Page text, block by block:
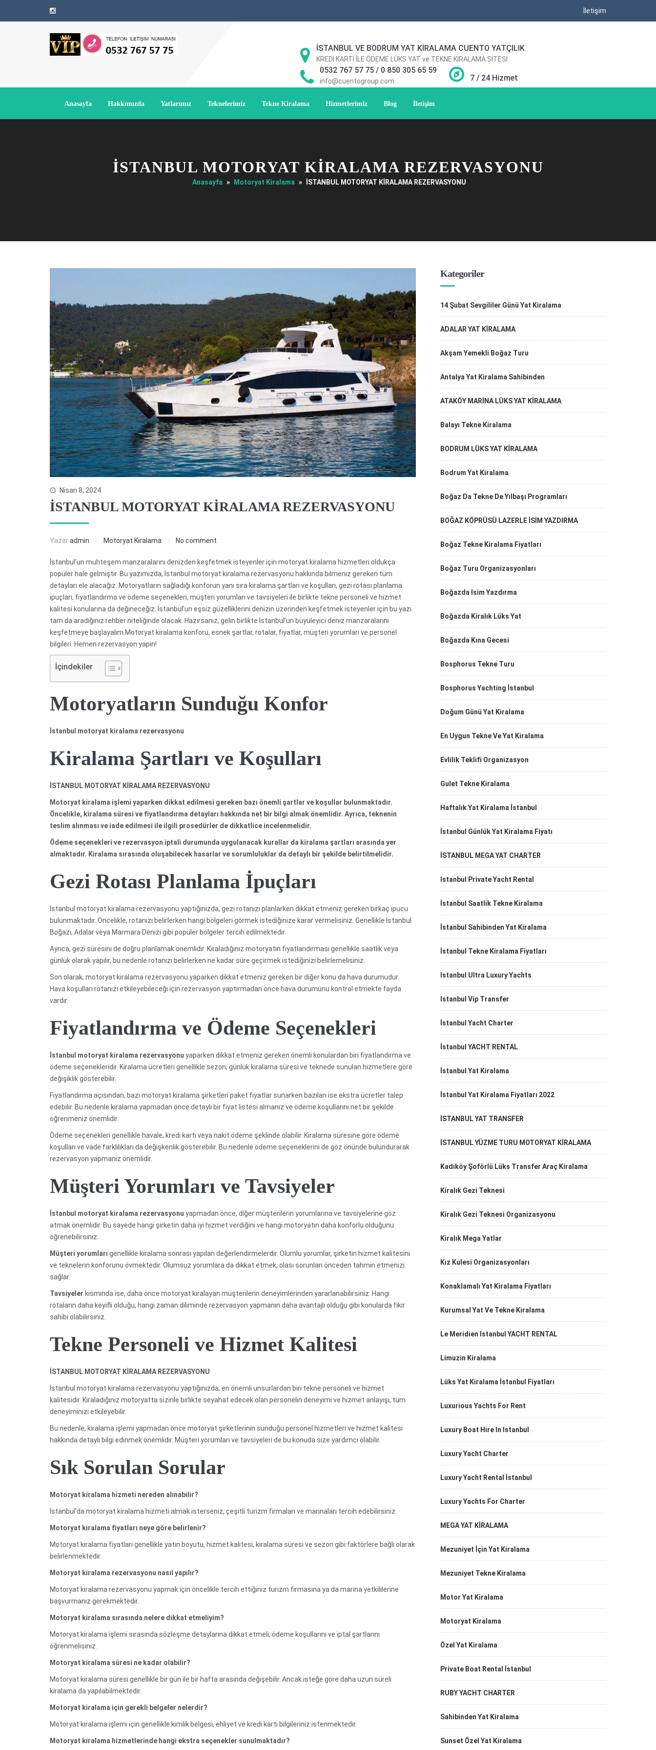
İletişim
İSTANBUL VE BODRUM YAT KİRALAMA CUENTO YATÇILIK
KREDİ KARTI İLE ÖDEME LÜKS YAT ve TEKNE KİRALAMA SİTESİ
0532 767 57 75 / 0 850 305 65 59
info@cuentogroup.com 7 / 24 Hizmet
Anasayfa Hakkımızda Yatlarımız Teknelerimiz Tekne Kiralama Hizmetlerimiz Blog İletişim
İSTANBUL MOTORYAT KİRALAMA REZERVASYONU
Anasayfa » Motoryat Kiralama » İSTANBUL MOTORYAT KİRALAMA REZERVASYONU
Nisan 8, 2024
İSTANBUL MOTORYAT KİRALAMA REZERVASYONU
Yazaradmin Motoryat Kiralama No comment
İstanbul’un muhteşem manzaralarını denizden keşfetmek isteyenler için motoryat kiralama hizmetleri oldukça
popüler hale gelmiştir. Bu yazımızda, İstanbul motoryat kiralama rezervasyonu hakkında bilmeniz gereken tüm
detayları ele alacağız. Motoryatların sağladığı konforun yanı sıra kiralama şartları ve koşulları, gezi rotası planlama
ipuçları, fiyatlandırma ve ödeme seçenekleri, müşteri yorumları ve tavsiyeleri ile birlikte tekne personeli ve hizmet
kalitesi konularına da değineceğiz. İstanbul’un eşsiz güzelliklerini denizin üzerinden keşfetmek isteyenler için bu yazı
tam da aradığınız rehber niteliğinde olacak. Hazırsanız, gelin birlikte İstanbul’un büyüleyici deniz manzaralarını
keşfetmeye başlayalım.Motoryat kiralama konforu, esnek şartlar, rotalar, fiyatlar, müşteri yorumları ve personel
bilgileri. Hemen rezervasyon yapın!
İçindekiler
Motoryatların Sunduğu Konfor
İstanbul motoryat kiralama rezervasyonu
Kiralama Şartları ve Koşulları
İSTANBUL MOTORYAT KİRALAMA REZERVASYONU
Motoryat kiralama işlemi yaparken dikkat edilmesi gereken bazı önemli şartlar ve koşullar bulunmaktadır.
Öncelikle, kiralama süresi ve fiyatlandırma detayları hakkında net bir bilgi almak önemlidir. Ayrıca, teknenin
teslim alınması ve iade edilmesi ile ilgili prosedürler de dikkatlice incelenmelidir.
Ödeme seçenekleri ve rezervasyon iptali durumunda uygulanacak kurallar da kiralama şartları arasında yer
almaktadır. Kiralama sırasında oluşabilecek hasarlar ve sorumluluklar da detaylı bir şekilde belirtilmelidir.
Gezi Rotası Planlama İpuçları
İstanbul motoryat kiralama rezervasyonu yaptığınızda, gezi rotanızı planlarken dikkat etmeniz gereken birkaç ipucu
bulunmaktadır. Öncelikle, rotanızı belirlerken hangi bölgeleri görmek istediğinize karar vermelisiniz. Genellikle İstanbul
Boğazı, Adalar veya Marmara Denizi gibi popüler bölgeler tercih edilmektedir.
Ayrıca, gezi süresini de doğru planlamak önemlidir. Kiraladığınız motoryatın fiyatlandırması genellikle saatlik veya
günlük olarak yapılır, bu nedenle rotanızı belirlerken ne kadar süre geçirmek istediğinizi belirlemelisiniz.
Son olarak, motoryat kiralama rezervasyonu yaparken dikkat etmeniz gereken bir diğer konu da hava durumudur.
Hava koşulları rotanızı etkileyebileceği için rezervasyon yaptırmadan önce hava durumunu kontrol etmekte fayda
vardır.
Fiyatlandırma ve Ödeme Seçenekleri
İstanbul motoryat kiralama rezervasyonu yaparken dikkat etmeniz gereken önemli konulardan biri fiyatlandırma ve
ödeme seçenekleridir. Kiralama ücretleri genellikle sezon, günlük kiralama süresi ve teknede sunulan hizmetlere göre
değişiklik gösterebilir.
Fiyatlandırma açısından, bazı motoryat kiralama şirketleri paket fiyatlar sunarken bazıları ise ekstra ücretler talep
edebilir. Bu nedenle kiralama yapmadan önce detaylı bir fiyat listesi almanız ve ödeme koşullarını net bir şekilde
öğrenmeniz önemlidir.
Ödeme seçenekleri genellikle havale, kredi kartı veya nakit ödeme şeklinde olabilir. Kiralama süresine göre ödeme
koşulları ve vade farklılıkları da değişkenlik gösterebilir. Bu nedenle ödeme seçeneklerini de göz önünde bulundurarak
rezervasyon yapmanız önemlidir.
Müşteri Yorumları ve Tavsiyeler
İstanbul motoryat kiralama rezervasyonu yapmadan önce, diğer müşterilerin yorumlarına ve tavsiyelerine göz
atmak önemlidir. Bu sayede hangi şirketin daha iyi hizmet verdiğini ve hangi motoryatın daha konforlu olduğunu
öğrenebilirsiniz.
Müşteri yorumları genellikle kiralama sonrası yapılan değerlendirmelerdir. Olumlu yorumlar, şirketin hizmet kalitesini
ve teknelerin konforunu övmektedir. Olumsuz yorumlara da dikkat etmek, olası sorunları önceden tahmin etmenizi
sağlar.
Tavsiyeler kısmında ise, daha önce motoryat kiralayan müşterilerin deneyimlerinden yararlanabilirsiniz. Hangi
rotaların daha keyifli olduğu, hangi zaman diliminde rezervasyon yapmanın daha avantajlı olduğu gibi konularda fikir
sahibi olabilirsiniz.
Tekne Personeli ve Hizmet Kalitesi
İSTANBUL MOTORYAT KİRALAMA REZERVASYONU
İstanbul motoryat kiralama rezervasyonu yaptığınızda, en önemli unsurlardan biri tekne personeli ve hizmet
kalitesidir. Kiraladığınız motoryatta sizinle birlikte seyahat edecek olan personelin deneyimi ve hizmet anlayışı, tüm
deneyiminizi etkileyebilir.
Bu nedenle, kiralama işlemi yapmadan önce motoryat şirketlerinin sunduğu personel hizmetleri ve hizmet kalitesi
hakkında detaylı bilgi edinmek önemlidir. Müşteri yorumları ve tavsiyeleri de bu konuda size yardımcı olabilir.
Sık Sorulan Sorular
Motoryat kiralama hizmeti nereden alınabilir?
İstanbul’da motoryat kiralama hizmeti almak isterseniz, çeşitli turizm firmaları ve marinaları tercih edebilirsiniz.
Motoryat kiralama fiyatları neye göre belirlenir?
Motoryat kiralama fiyatları genellikle yatın boyutu, hizmet kalitesi, kiralama süresi ve sezon gibi faktörlere bağlı olarak
belirlenmektedir.
Motoryat kiralama rezervasyonu nasıl yapılır?
Motoryat kiralama rezervasyonu yapmak için öncelikle tercih ettiğiniz turizm firmasına ya da marina yetkililerine
başvurmanız gerekmektedir.
Motoryat kiralama sırasında nelere dikkat etmeliyim?
Motoryat kiralama işlemi sırasında sözleşme detaylarına dikkat etmeli, ödeme koşullarını ve iptal şartlarını
öğrenmelisiniz.
Motoryat kiralama süresi ne kadar olabilir?
Motoryat kiralama süresi genellikle bir gün ile bir hafta arasında değişebilir. Ancak isteğe göre daha uzun süreli
kiralama da yapılabilmektedir.
Motoryat kiralama için gerekli belgeler nelerdir?
Motoryat kiralama işlemi için genellikle kimlik belgesi, ehliyet ve kredi kartı bilgileriniz istenmektedir.
Motoryat kiralama hizmetlerinde hangi ekstra seçenekler sunulmaktadır?
Kategoriler
14 Şubat Sevgililer Günü Yat Kiralama
ADALAR YAT KİRALAMA
Akşam Yemekli Boğaz Turu
Antalya Yat Kiralama Sahibinden
ATAKÖY MARİNA LÜKS YAT KİRALAMA
Balayı Tekne Kiralama
BODRUM LÜKS YAT KİRALAMA
Bodrum Yat Kiralama
Boğaz Da Tekne De Yılbaşı Programları
BOĞAZ KÖPRÜSÜ LAZERLE İSİM YAZDIRMA
Boğaz Tekne Kiralama Fiyatları
Boğaz Turu Organizasyonları
Boğazda Isim Yazdırma
Boğazda Kiralık Lüks Yat
Boğazda Kına Gecesi
Bosphorus Tekne Turu
Bosphorus Yachting İstanbul
Doğum Günü Yat Kiralama
En Uygun Tekne Ve Yat Kiralama
Evlilik Teklifi Organizasyon
Gulet Tekne Kiralama
Haftalık Yat Kiralama İstanbul
İstanbul Günlük Yat Kiralama Fiyatı
İSTANBUL MEGA YAT CHARTER
Istanbul Private Yacht Rental
İstanbul Saatlik Tekne Kiralama
İstanbul Sahibinden Yat Kiralama
İstanbul Tekne Kiralama Fiyatları
Istanbul Ultra Luxury Yachts
Istanbul Vip Transfer
İstanbul Yacht Charter
İstanbul YACHT RENTAL
İstanbul Yat Kiralama
İstanbul Yat Kiralama Fiyatları 2022
İSTANBUL YAT TRANSFER
İSTANBUL YÜZME TURU MOTORYAT KİRALAMA
Kadıköy Şoförlü Lüks Transfer Araç Kiralama
Kiralık Gezi Teknesi
Kiralık Gezi Teknesi Organizasyonu
Kiralık Mega Yatlar
Kız Kulesi Organizasyonları
Konaklamalı Yat Kiralama Fiyatları
Kurumsal Yat Ve Tekne Kiralama
Le Meridien Istanbul YACHT RENTAL
Limuzin Kiralama
Lüks Yat Kiralama İstanbul Fiyatları
Luxurious Yachts For Rent
Luxury Boat Hire In Istanbul
Luxury Yacht Charter
Luxury Yacht Rental İstanbul
Luxury Yachts For Charter
MEGA YAT KİRALAMA
Mezuniyet İçin Yat Kiralama
Mezuniyet Tekne Kiralama
Motor Yat Kiralama
Motoryat Kiralama
Özel Yat Kiralama
Private Boat Rental İstanbul
RUBY YACHT CHARTER
Sahibinden Yat Kiralama
Sunset Özel Yat Kiralama